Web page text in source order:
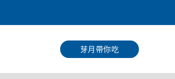
尋
芽月帶你吃